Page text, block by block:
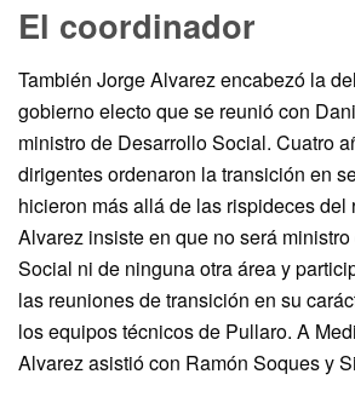
El coordinador
También Jorge Alvarez encabezó la
gobierno electo que se reunió con
ministro de Desarrollo Social. Cuatro
dirigentes ordenaron la transición en
hicieron más allá de las rispideces del
Alvarez insiste en que no será
Social ni de ninguna otra área y
las reuniones de transición en su
los equipos técnicos de Pullaro. A
Alvarez asistió con Ramón Soques y